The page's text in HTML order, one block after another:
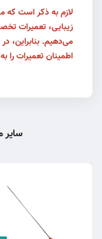
لازم به ذکر است که
زیبایی، تعمیرات
می‌دهیم. بنابراین،
اطمینان تعمیرات را